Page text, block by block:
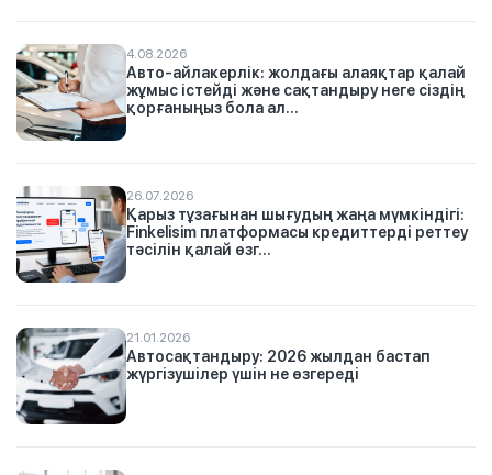
4.08.2026
Авто-айлакерлік: жолдағы алаяқтар қалай
жұмыс істейді және сақтандыру неге сіздің
қорғаныңыз бола ал...
26.07.2026
Қарыз тұзағынан шығудың жаңа мүмкіндігі:
Finkelisim платформасы кредиттерді реттеу
тәсілін қалай өзг...
21.01.2026
Автосақтандыру: 2026 жылдан бастап
жүргізушілер үшін не өзгереді